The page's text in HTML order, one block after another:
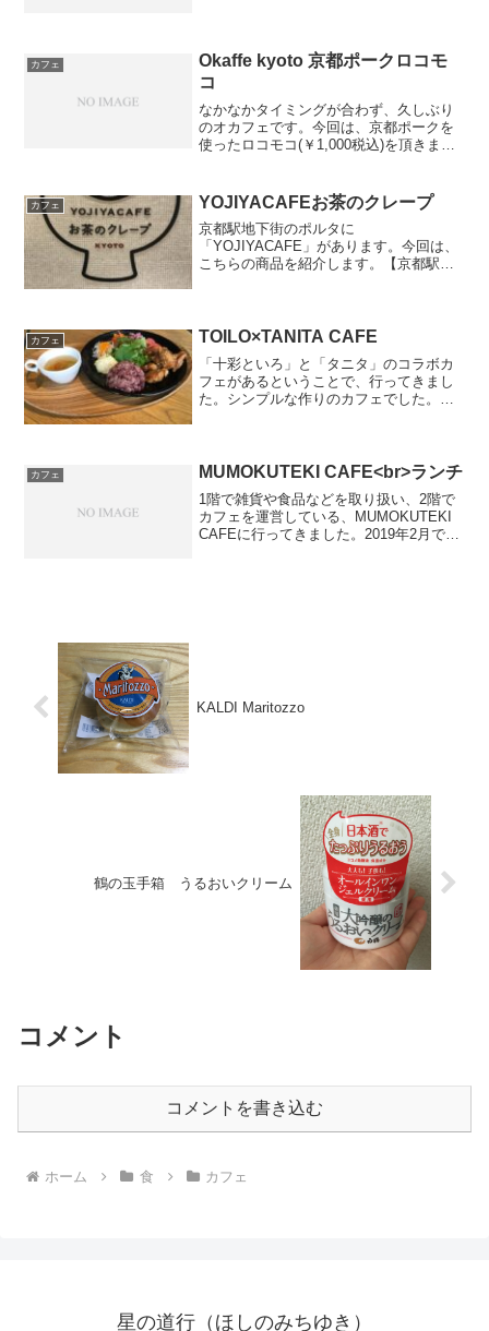
汁、香の物、飲み...
カフェ
Okaffe kyoto 京都ポークロコモ
コ
なかなかタイミングが合わず、久しぶり
のオカフェです。今回は、京都ポークを
使ったロコモコ(￥1,000税込)を頂きまし
は、ハワイ料理で基本はグレイビーソー
スという肉汁から...
カフェ YOJIYACAFEお茶のクレープ
京都駅地下街のポルタに
「YOJIYACAFE」があります。今回は、
こちらの商品を紹介します。【京都駅前
になっています。中には、オ...
カフェ TOILO×TANITA CAFE
「十彩といろ」と「タニタ」のコラボカ
フェがあるということで、行ってきまし
た。シンプルな作りのカフェでした。こ
良いと思われます。TO...
カフェ MUMOKUTEKI CAFE<br>ランチ
1階で雑貨や食品などを取り扱い、2階で
カフェを運営している、MUMOKUTEKI
CAFEに行ってきました。2019年2月で一
KALDI Maritozzo
鶴の玉手箱 うるおいクリーム
コメント
コメントを書き込む
ホーム 食 カフェ
星の道行（ほしのみちゆき）